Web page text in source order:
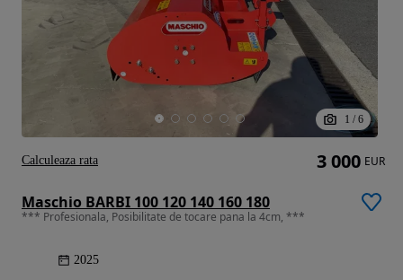
1 / 6
Maschio BARBI 100 120 140 160 180
*** Profesionala, Posibilitate de tocare pana la 4cm, ***
2025
3 000 EUR
Calculeaza rata